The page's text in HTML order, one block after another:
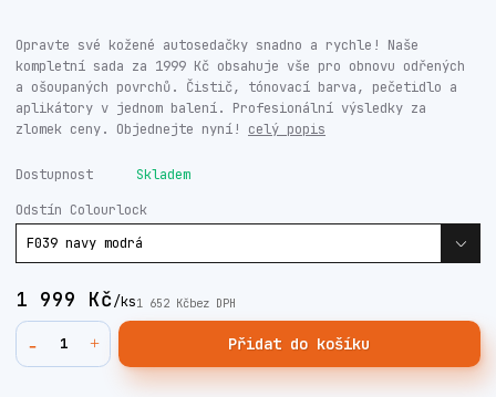
Opravte své kožené autosedačky snadno a rychle! Naše
kompletní sada za 1999 Kč obsahuje vše pro obnovu odřených
a ošoupaných povrchů. Čistič, tónovací barva, pečetidlo a
aplikátory v jednom balení. Profesionální výsledky za
zlomek ceny. Objednejte nyní! celý popis
Dostupnost Skladem
Odstín Colourlock
1 999 Kč/ks1 652 Kčbez DPH
Přidat do košíku